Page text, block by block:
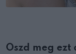
Oszd meg ezt